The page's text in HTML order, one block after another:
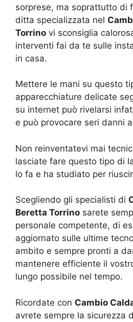
sorprese, ma soprattutto di
ditta specializzata nel
Torrino vi sconsiglia
interventi fai da te sulle
in casa.
Mettere le mani su questo
apparecchiature delicate
su internet può rivelarsi
e può provocare seri danni
Non reinventatevi mai
lasciate fare questo tipo di
lo fa e ha studiato per
Scegliendo gli specialisti di
Beretta Torrino sarete
personale competente, di
aggiornato sulle ultime
ambito e sempre pronti a
mantenere efficiente il
lungo possibile nel tempo.
Ricordate con Cambio
avrete sempre la sicurezza